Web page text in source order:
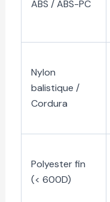
ABS / ABS-PC
Nylon
balistique /
Cordura
Polyester fin
(< 600D)